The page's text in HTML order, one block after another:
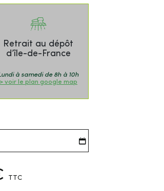
Retrait au dépôt
d’île-de-France
à samedi de 8h à 10h
> voir le plan google map
TTC